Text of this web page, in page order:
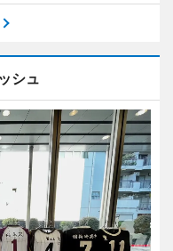
シュ